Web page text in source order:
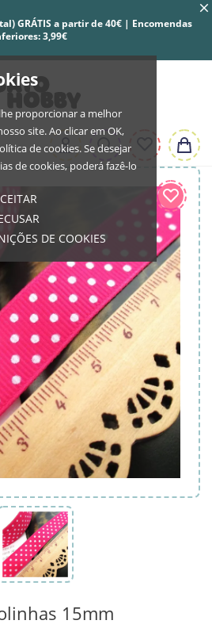
proporcionar a melhor
site. Ao clicar em OK,
de cookies. Se desejar
de cookies, poderá fazê-lo
DE COOKIES
GRÁTIS a partir de 40€ | Encomendas
3,99€
15mm